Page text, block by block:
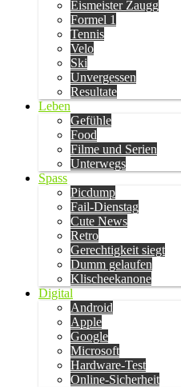
Eismeister Zaugg
Formel 1
Tennis
Velo
Ski
Unvergessen
Resultate
Leben
Gefühle
Food
Filme und Serien
Unterwegs
Spass
Picdump
Fail-Dienstag
Cute News
Retro
Gerechtigkeit siegt
Dumm gelaufen
Klischeekanone
Digital
Android
Apple
Google
Microsoft
Hardware-Test
Online-Sicherheit